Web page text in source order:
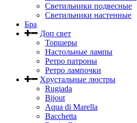
Светильники подвесные
Светильники настенные
Бра
Доп свет
Торшеры
Настольные лампы
Ретро патроны
Ретро лампочки
Хрустальные люстры
Rugiada
Bijout
Aqua di Marella
Bacchetta